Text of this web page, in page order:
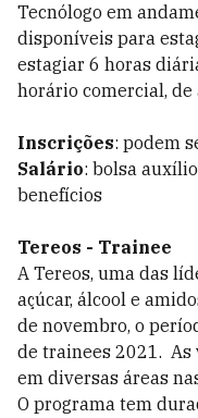
Tecnólogo em
disponíveis para
estagiar 6 horas
horário comercial, de
Inscrições: podem
Salário: bolsa
benefícios
Tereos - Trainee
A Tereos, uma das
açúcar, álcool e
de novembro, o
de trainees 2021. As
em diversas áreas
O programa tem